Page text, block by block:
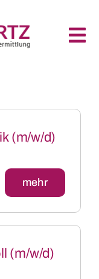
(m/w/d)
mehr
(m/w/d)